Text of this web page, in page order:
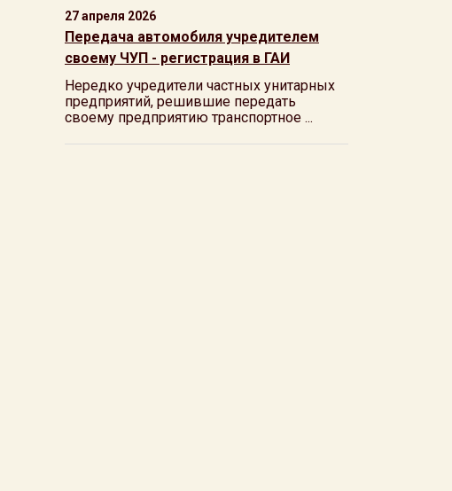
27 апреля 2026
Передача автомобиля учредителем
своему ЧУП - регистрация в ГАИ
Нередко учредители частных унитарных
предприятий, решившие передать
своему предприятию транспортное ...